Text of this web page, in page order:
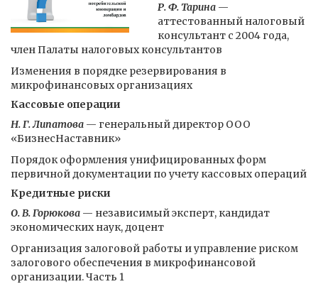
Р. Ф. Тарина —
аттестованный налоговый
консультант с 2004 года,
член Палаты налоговых консультантов
Изменения в порядке резервирования в
микрофинансовых организациях
Кассовые операции
Н. Г. Липатова — генеральный директор ООО
«БизнесНаставник»
Порядок оформления унифицированных форм
первичной документации по учету кассовых операций
Кредитные риски
О. В. Горюкова — независимый эксперт, кандидат
экономических наук, доцент
Организация залоговой работы и управление риском
залогового обеспечения в микрофинансовой
организации. Часть 1